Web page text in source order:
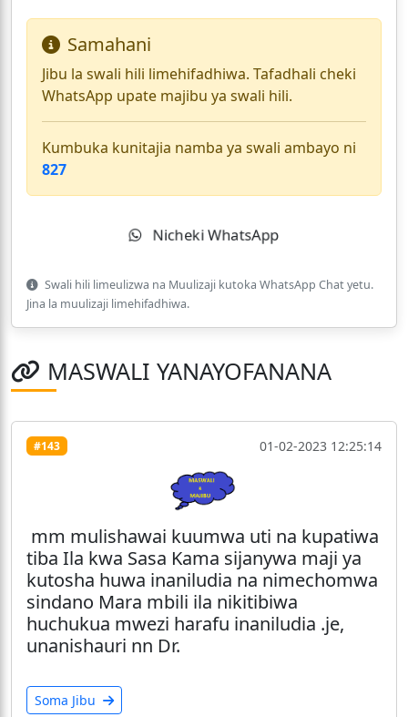
Samahani
Jibu la swali hili limehifadhiwa. Tafadhali cheki
WhatsApp upate majibu ya swali hili.
Kumbuka kunitajia namba ya swali ambayo ni
827
Nicheki WhatsApp
Swali hili limeulizwa na Muulizaji kutoka WhatsApp Chat yetu.
Jina la muulizaji limehifadhiwa.
MASWALI YANAYOFANANA
#143 01-02-2023 12:25:14
mm mulishawai kuumwa uti na kupatiwa
tiba Ila kwa Sasa Kama sijanywa maji ya
kutosha huwa inaniludia na nimechomwa
sindano Mara mbili ila nikitibiwa
huchukua mwezi harafu inaniludia .je,
unanishauri nn Dr.
Soma Jibu